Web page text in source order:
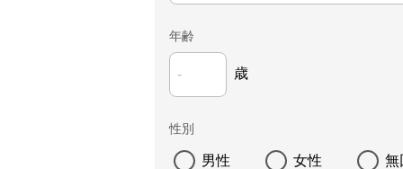
年齢
歳
性別
男性 女性 無